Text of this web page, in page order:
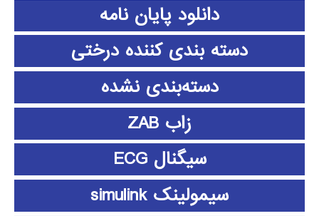
دانلود پايان نامه
دسته بندی کننده درختی
دسته‌بندی نشده
زاب ZAB
سیگنال ECG
سیمولینک simulink